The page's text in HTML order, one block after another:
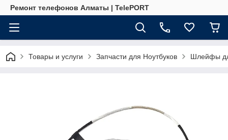
Ремонт телефонов Алматы | TelePORT
Товары и услуги Запчасти для Ноутбуков Шлейфы